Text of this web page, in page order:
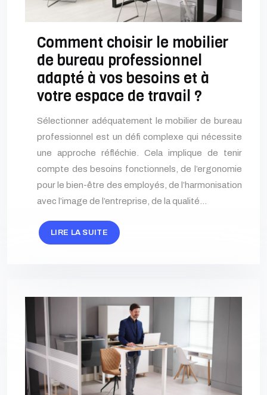
Comment choisir le mobilier
de bureau professionnel
adapté à vos besoins et à
votre espace de travail ?
Sélectionner adéquatement le mobilier de bureau
professionnel est un défi complexe qui nécessite
une approche réfléchie. Cela implique de tenir
compte des besoins fonctionnels, de l’ergonomie
pour le bien-être des employés, de l’harmonisation
avec l’image de l’entreprise, de la qualité…
LIRE LA SUITE